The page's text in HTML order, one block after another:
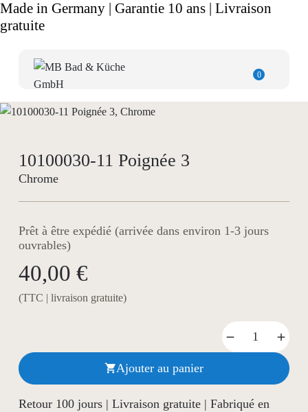
Made in Germany | Garantie 10 ans | Livraison
gratuite
0
10100030-11 Poignée 3
Chrome
Prêt à être expédié (arrivée dans environ 1-3 jours
ouvrables)
40,00 €
(TTC | livraison gratuite)
Ajouter au panier
Retour 100 jours | Livraison gratuite | Fabriqué en